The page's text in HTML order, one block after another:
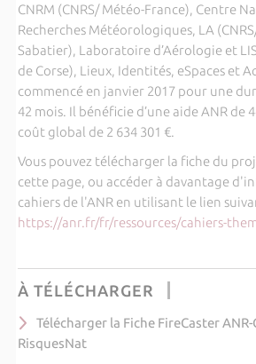
CNRM (CNRS/ Météo-France), Centre
Recherches Météorologiques, LA
Sabatier), Laboratoire d’Aérologie et
de Corse), Lieux, Identités, eSpaces et
commencé en janvier 2017 pour une
42 mois. Il bénéficie d’une aide ANR de
coût global de 2 634 301 €.
Vous pouvez télécharger la fiche du
cette page, ou accéder à davantage
cahiers de l'ANR en utilisant le lien
https://anr.fr/fr/ressources/cahiers-
À TÉLÉCHARGER
Télécharger la Fiche FireCaster
RisquesNat